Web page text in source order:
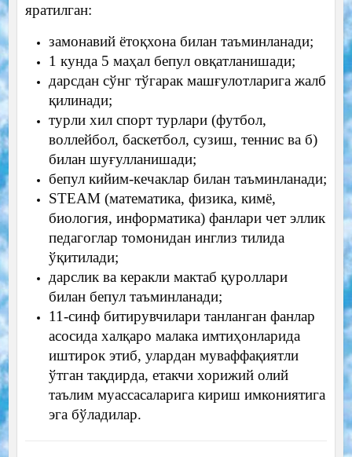
яратилган:
замонавий ётоқхона билан таъминланади;
1 кунда 5 маҳал бепул овқатланишади;
дарсдан сўнг тўгарак машғулотларига жалб
қилинади;
турли хил спорт турлари (футбол,
воллейбол, баскетбол, сузиш, теннис ва б)
билан шуғулланишади;
бепул кийим-кечаклар билан таъминланади;
STEAM (математика, физика, кимё,
биология, информатика) фанлари чет эллик
педагоглар томонидан инглиз тилида
ўқитилади;
дарслик ва керакли мактаб қуроллари
билан бепул таъминланади;
11-синф битирувчилари танланган фанлар
асосида халқаро малака имтиҳонларида
иштирок этиб, улардан муваффақиятли
ўтган тақдирда, етакчи хорижий олий
таълим муассасаларига кириш имкониятига
эга бўладилар.